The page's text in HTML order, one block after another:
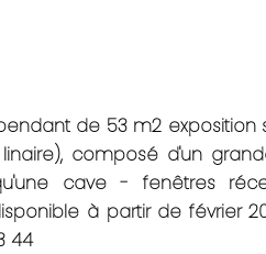
de 53 m2
composé d'un
cave - fenêtres
à partir de février
44